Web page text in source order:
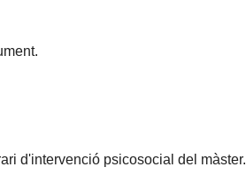
d'intervenció psicosocial del màster.